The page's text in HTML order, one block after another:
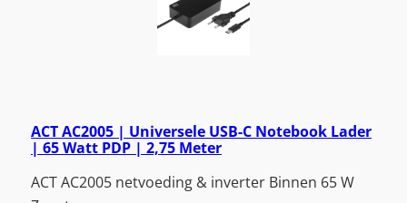
ACT AC2005 | Universele USB-C Notebook Lader
| 65 Watt PDP | 2,75 Meter
ACT AC2005 netvoeding & inverter Binnen 65 W